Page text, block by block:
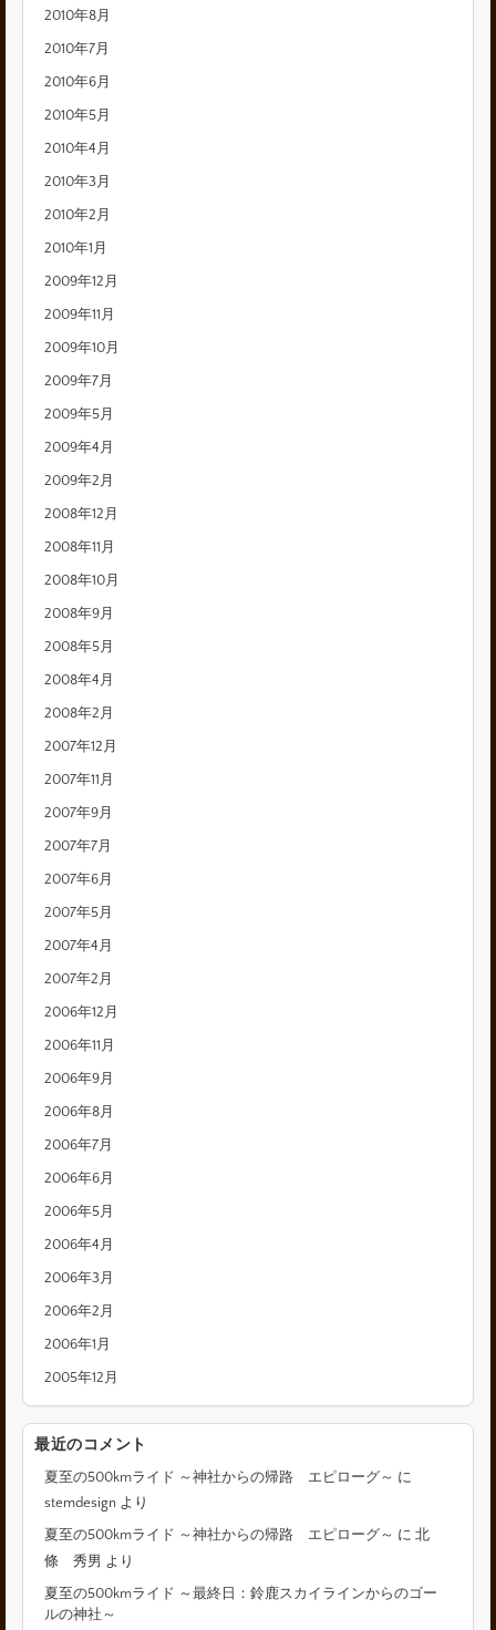
2010年8月
2010年7月
2010年6月
2010年5月
2010年4月
2010年3月
2010年2月
2010年1月
2009年12月
2009年11月
2009年10月
2009年7月
2009年5月
2009年4月
2009年2月
2008年12月
2008年11月
2008年10月
2008年9月
2008年5月
2008年4月
2008年2月
2007年12月
2007年11月
2007年9月
2007年7月
2007年6月
2007年5月
2007年4月
2007年2月
2006年12月
2006年11月
2006年9月
2006年8月
2006年7月
2006年6月
2006年5月
2006年4月
2006年3月
2006年2月
2006年1月
2005年12月
最近のコメント
夏至の500kmライド ～神社からの帰路 エピローグ～ に
stemdesign より
夏至の500kmライド ～神社からの帰路 エピローグ～ に北
條 秀男 より
夏至の500kmライド ～最終日：鈴鹿スカイラインからのゴー
ルの神社～